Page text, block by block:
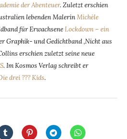
der Abenteuer. Zuletzt erschien
lebenden MalerinMichèle
für ErwachseneLockdown – ein
Graphik- und Gedichtband ‚Nicht aus
erschien zuletzt seine neue
. Im Kosmos Verlag schreibt er
drei ??? Kids.